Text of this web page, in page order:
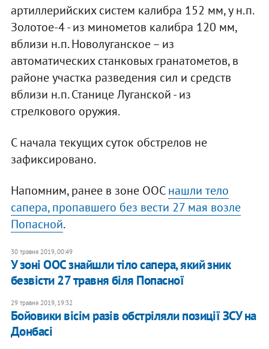
артиллерийских систем калибра 152 мм, у н.п.
Золотое-4 - из минометов калибра 120 мм,
вблизи н.п. Новолуганское – из
автоматических станковых гранатометов, в
районе участка разведения сил и средств
вблизи н.п. Станице Луганской - из
стрелкового оружия.
С начала текущих суток обстрелов не
зафиксировано.
Напомним, ранее в зоне ООСнашли тело
сапера, пропавшего без вести 27 мая возле
Попасной.
30 травня 2019, 00:49
У зоні ООС знайшли тіло сапера, який зник
безвісти 27 травня біля Попасної
29 травня 2019, 19:32
Бойовики вісім разів обстріляли позиції ЗСУ на
Донбасі